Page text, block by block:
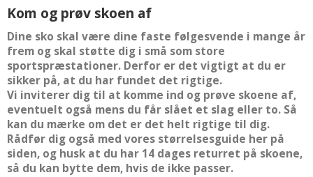
Kom og prøv skoen af
Dine sko skal være dine faste følgesvende i mange år
frem og skal støtte dig i små som store
sportspræstationer. Derfor er det vigtigt at du er
sikker på, at du har fundet det rigtige.
Vi inviterer dig til at komme ind og prøve skoene af,
eventuelt også mens du får slået et slag eller to. Så
kan du mærke om det er det helt rigtige til dig.
Rådfør dig også med vores størrelsesguide her på
siden, og husk at du har 14 dages returret på skoene,
så du kan bytte dem, hvis de ikke passer.